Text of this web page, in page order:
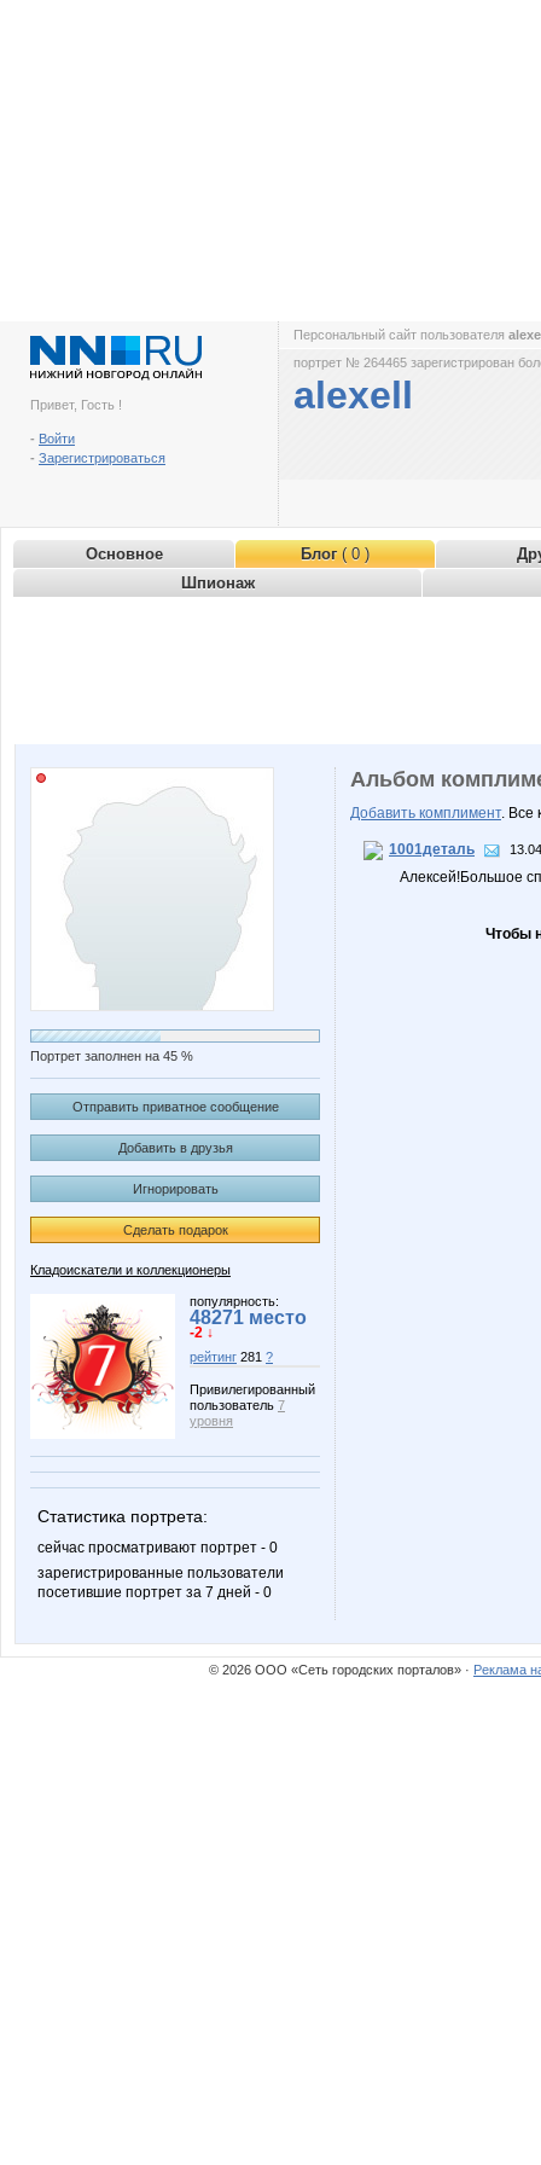
Привет, Гость !
- Войти
- Зарегистрироваться
Персональный сайт пользователя
портрет № 264465 зарегистрирован
alexell
Основное Блог( 0 )
Шпионаж
Портрет заполнен на 45 %
Отправить приватное сообщение
Добавить в друзья
Игнорировать
Сделать подарок
Кладоискатели и коллекционеры
популярность:
48271 место
-2 ↓
рейтинг 281 ?
Привилегированный
пользователь 7
уровня
Статистика портрета:
сейчас просматривают портрет - 0
зарегистрированные пользователи
посетившие портрет за 7 дней - 0
Альбом
Добавить комплимент. Все
1001деталь
Алексей!Большое
Чтобы
© 2026 ООО «Сеть городских порталов» · Реклама